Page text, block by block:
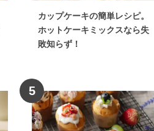
カップケーキの簡単レシピ。
ホットケーキミックスなら失
敗知らず！
5